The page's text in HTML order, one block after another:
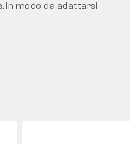
, in modo da adattarsi